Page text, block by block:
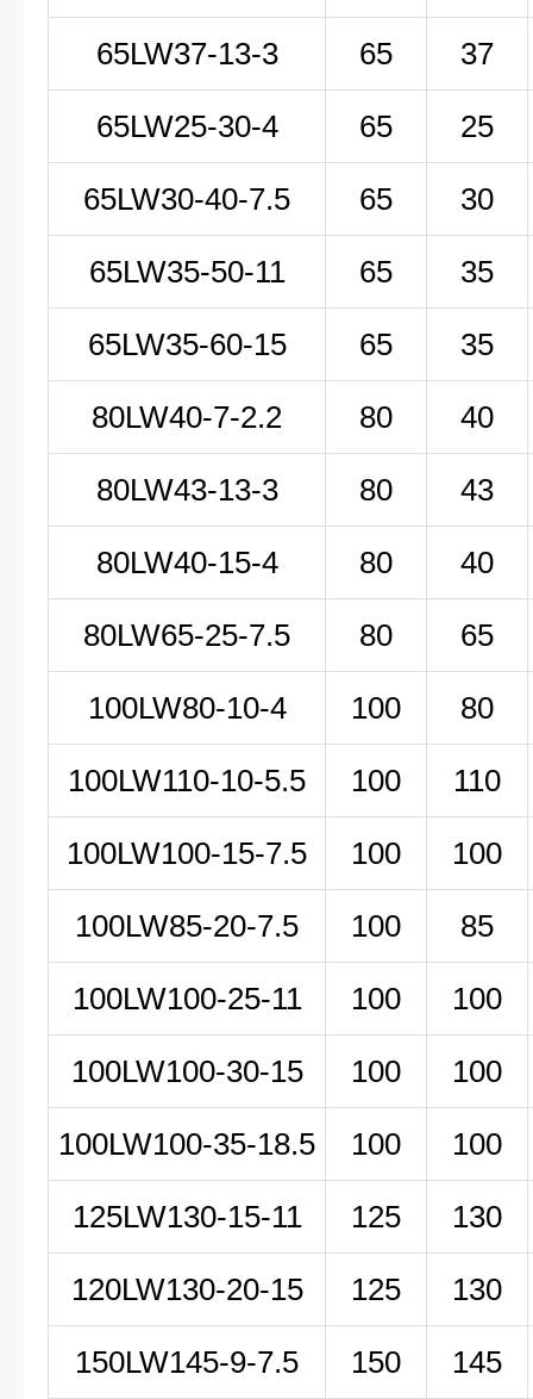
65LW37-13-3 65 37
65LW25-30-4 65 25
65LW30-40-7.5 65 30
65LW35-50-11 65 35
65LW35-60-15 65 35
80LW40-7-2.2 80 40
80LW43-13-3 80 43
80LW40-15-4 80 40
80LW65-25-7.5 80 65
100LW80-10-4 100 80
100LW110-10-5.5 100 110
100LW100-15-7.5 100 100
100LW85-20-7.5 100 85
100LW100-25-11 100 100
100LW100-30-15 100 100
100LW100-35-18.5 100 100
125LW130-15-11 125 130
120LW130-20-15 125 130
150LW145-9-7.5 150 145